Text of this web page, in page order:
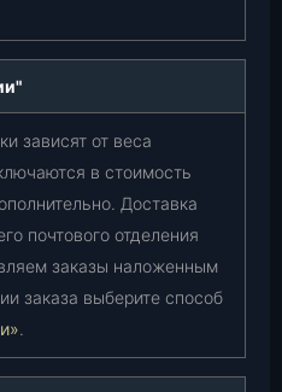
зависят от веса
в стоимость
Доставка
почтового отделения
заказы наложенным
заказа выберите способ
.